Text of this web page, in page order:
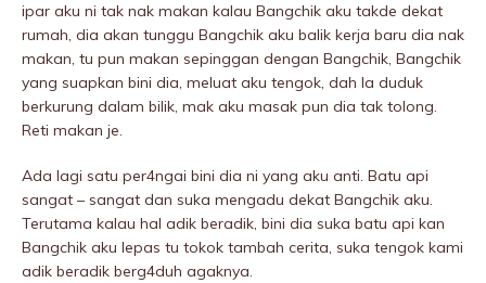
ipar aku ni tak nak makan kalau Bangchik aku takde dekat
rumah, dia akan tunggu Bangchik aku balik kerja baru dia nak
makan, tu pun makan sepinggan dengan Bangchik, Bangchik
yang suapkan bini dia, meluat aku tengok, dah la duduk
berkurung dalam bilik, mak aku masak pun dia tak tolong.
Reti makan je.
Ada lagi satu per4ngai bini dia ni yang aku anti. Batu api
sangat – sangat dan suka mengadu dekat Bangchik aku.
Terutama kalau hal adik beradik, bini dia suka batu api kan
Bangchik aku lepas tu tokok tambah cerita, suka tengok kami
adik beradik berg4duh agaknya.